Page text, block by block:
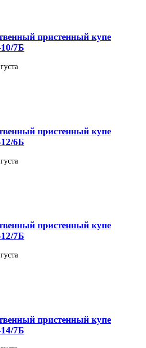
пристенный купе
7Б
пристенный купе
6Б
пристенный купе
7Б
пристенный купе
7Б